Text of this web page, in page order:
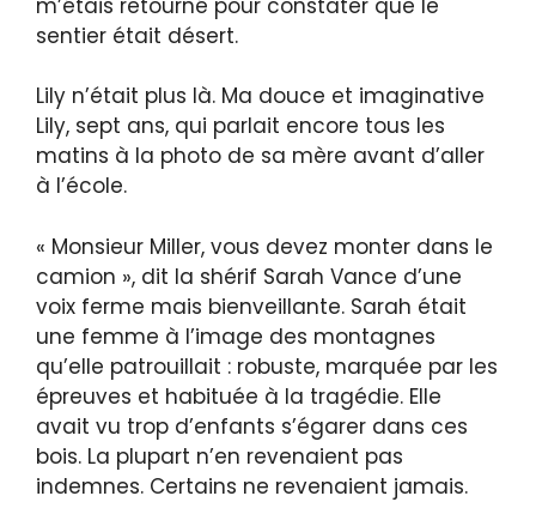
m’étais retourné pour constater que le
sentier était désert.
Lily n’était plus là. Ma douce et imaginative
Lily, sept ans, qui parlait encore tous les
matins à la photo de sa mère avant d’aller
à l’école.
« Monsieur Miller, vous devez monter dans le
camion », dit la shérif Sarah Vance d’une
voix ferme mais bienveillante. Sarah était
une femme à l’image des montagnes
qu’elle patrouillait : robuste, marquée par les
épreuves et habituée à la tragédie. Elle
avait vu trop d’enfants s’égarer dans ces
bois. La plupart n’en revenaient pas
indemnes. Certains ne revenaient jamais.